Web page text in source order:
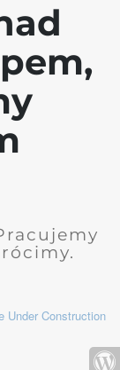
Under Construction